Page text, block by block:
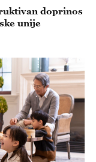
doprinos
unije